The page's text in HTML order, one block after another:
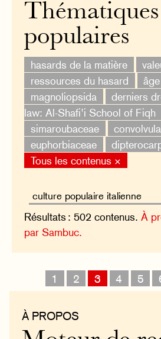
Thématiques
populaires
hasards de la matière
ressources du hasard
magnoliopsida
derniers
law: Al-Shafi’i School of Fiqh
simaroubaceae
euphorbiaceae
Tous les contenus ×
Résultats : 502 contenus.À
par Sambuc.
1 2 3 4 5
À PROPOS